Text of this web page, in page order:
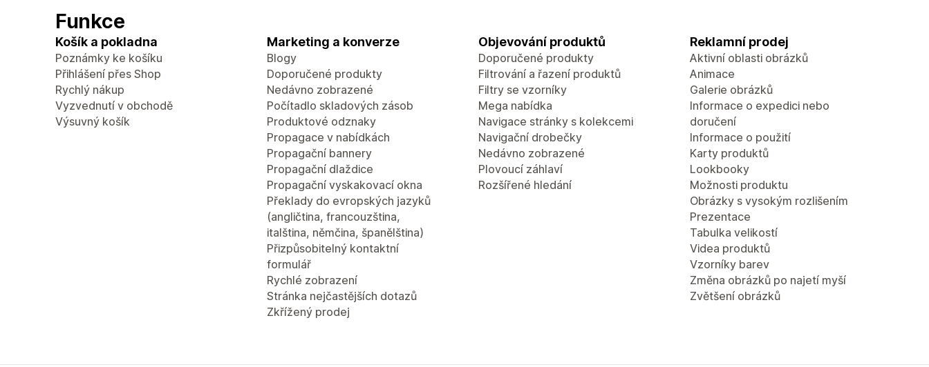
Funkce
Košík a pokladna
Poznámky ke košíku
Přihlášení přes Shop
Rychlý nákup
Vyzvednutí v obchodě
Výsuvný košík
Marketing a konverze
Blogy
Doporučené produkty
Nedávno zobrazené
Počítadlo skladových zásob
Produktové odznaky
Propagace v nabídkách
Propagační bannery
Propagační dlaždice
Propagační vyskakovací okna
Překlady do evropských jazyků
(angličtina, francouzština,
italština, němčina, španělština)
Přizpůsobitelný kontaktní
formulář
Rychlé zobrazení
Stránka nejčastějších dotazů
Zkřížený prodej
Objevování produktů
Doporučené produkty
Filtrování a řazení produktů
Filtry se vzorníky
Mega nabídka
Navigace stránky s kolekcemi
Navigační drobečky
Nedávno zobrazené
Plovoucí záhlaví
Rozšířené hledání
Reklamní prodej
Aktivní oblasti obrázků
Animace
Galerie obrázků
Informace o expedici nebo
doručení
Informace o použití
Karty produktů
Lookbooky
Možnosti produktu
Obrázky s vysokým rozlišením
Prezentace
Tabulka velikostí
Videa produktů
Vzorníky barev
Změna obrázků po najetí myší
Zvětšení obrázků